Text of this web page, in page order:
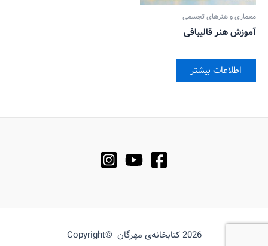
معماری و هنرهای تجسمی
آموزش هنر قالیبافی
اطلاعات بیشتر
2026 کتابخانه‌ی مهرگان ©Copyright